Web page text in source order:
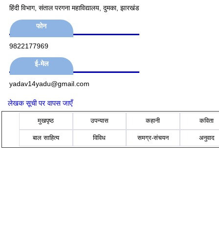
हिंदी विभाग, संताल परगना महाविद्यालय, दुमका, झारखंड
फोन
9822177969
ई-मेल
yadav14yadu@gmail.com
लेखक सूची पर वापस जाएँ
मुखपृष्ठ उपन्यास कहानी कविता
बाल साहित्य विविध समग्र-संचयन अनुवाद